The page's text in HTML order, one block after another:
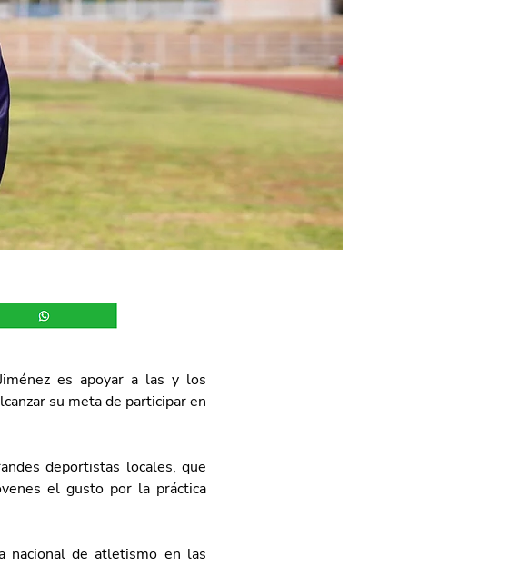
es apoyar a las y los
su meta de participar en
deportistas locales, que
el gusto por la práctica
nacional de atletismo en las